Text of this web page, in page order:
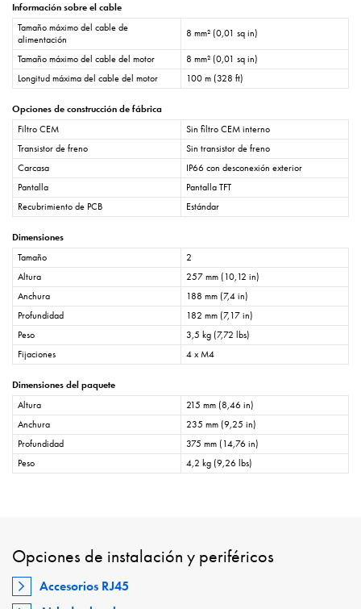
Información sobre el cable
Tamaño máximo del cable de
alimentación
8 mm² (0,01 sq in)
Tamaño máximo del cable del motor
8 mm² (0,01 sq in)
Longitud máxima del cable del motor
100 m (328 ft)
Opciones de construcción de fábrica
Filtro CEM
Sin filtro CEM interno
Transistor de freno
Sin transistor de freno
Carcasa
IP66 con desconexión exterior
Pantalla
Pantalla TFT
Recubrimiento de PCB
Estándar
Dimensiones
Tamaño
2
Altura
257 mm (10,12 in)
Anchura
188 mm (7,4 in)
Profundidad
182 mm (7,17 in)
Peso
3,5 kg (7,72 lbs)
Fijaciones
4 x M4
Dimensiones del paquete
Altura
215 mm (8,46 in)
Anchura
235 mm (9,25 in)
Profundidad
375 mm (14,76 in)
Peso
4,2 kg (9,26 lbs)
Opciones de instalación y periféricos
Accesorios RJ45